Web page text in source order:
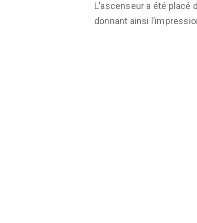
L’ascenseur a été
donnant ainsi